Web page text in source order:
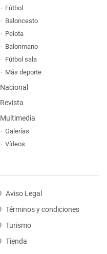
Fútbol
Baloncesto
Pelota
Balonmano
Fútbol sala
Más deporte
Nacional
Revista
Multimedia
Galerías
Vídeos
Aviso Legal
Términos y condiciones
Turismo
Tienda